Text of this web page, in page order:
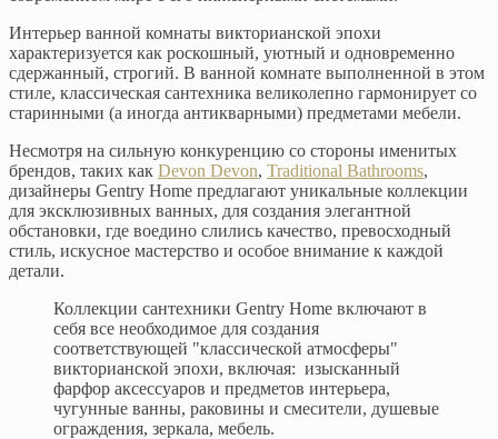
Интерьер ванной комнаты викторианской эпохи
характеризуется как роскошный, уютный и одновременно
сдержанный, строгий. В ванной комнате выполненной в этом
стиле, классическая сантехника великолепно гармонирует со
старинными (а иногда антикварными) предметами мебели.
Несмотря на сильную конкуренцию со стороны именитых
брендов, таких как Devon Devon, Traditional Bathrooms,
дизайнеры Gentry Home предлагают уникальные коллекции
для эксклюзивных ванных, для создания элегантной
обстановки, где воедино слились качество, превосходный
стиль, искусное мастерство и особое внимание к каждой
детали.
Коллекции сантехники Gentry Home включают в
себя все необходимое для создания
соответствующей "классической атмосферы"
викторианской эпохи, включая: изысканный
фарфор аксессуаров и предметов интерьера,
чугунные ванны, раковины и смесители, душевые
ограждения, зеркала, мебель.